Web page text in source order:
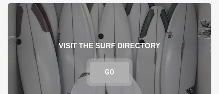
VISIT THE SURF DIRECTORY
GO